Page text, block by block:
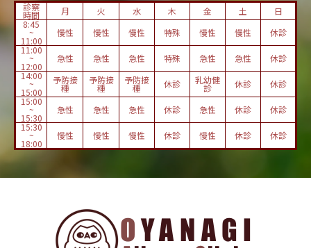
診察
時間 月 火 水 木 金 土
日
8:45
~
11:00
慢性 慢性 慢性 特殊 慢性 慢性
休診
11:00
~
12:00
急性 急性 急性 特殊 急性 急性
休診
14:00
~
15:00
予防接
種
予防接
種
予防接
種 休診 乳幼健
診 休診
休診
15:00
~
15:30
急性 急性 急性 休診 急性 休診
休診
15:30
~
18:00
慢性 慢性 慢性 休診 慢性 休診 休診